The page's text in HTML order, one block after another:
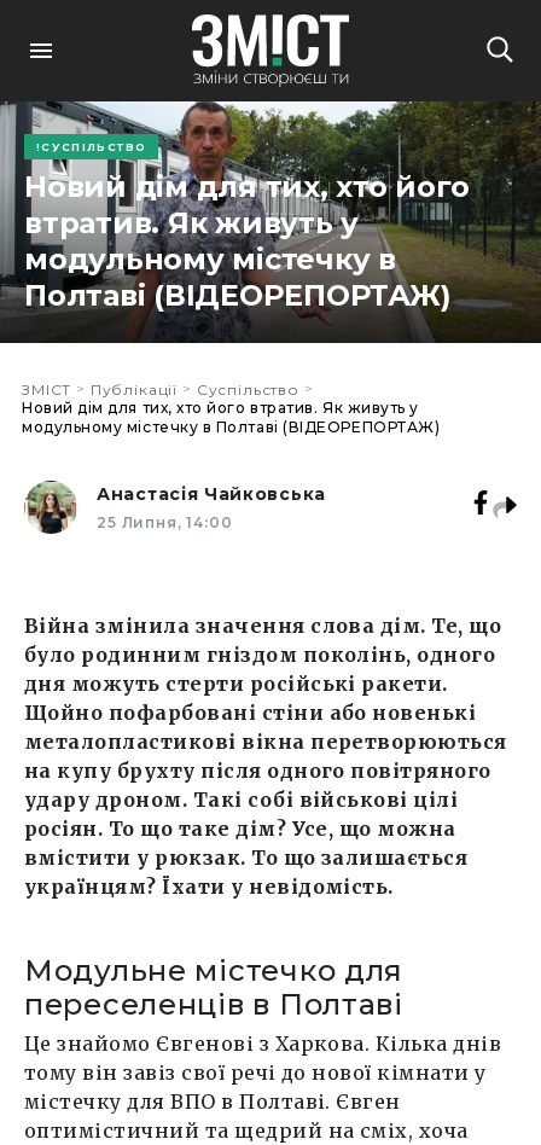
СУСПІЛЬСТВО
Новий дім для тих, хто його
втратив. Як живуть у
модульному містечку в
Полтаві (ВІДЕОРЕПОРТАЖ)
ЗМІСТ > Публікації > Суспільство >
Новий дім для тих, хто його втратив. Як живуть у
модульному містечку в Полтаві (ВІДЕОРЕПОРТАЖ)
Анастасія Чайковська
25 Липня, 14:00
Війна змінила значення слова дім. Те, що
було родинним гніздом поколінь, одного
дня можуть стерти російські ракети.
Щойно пофарбовані стіни або новенькі
металопластикові вікна перетворюються
на купу брухту після одного повітряного
удару дроном. Такі собі військові цілі
росіян. То що таке дім? Усе, що можна
вмістити у рюкзак. То що залишається
українцям? Їхати у невідомість.
Модульне містечко для
переселенців в Полтаві
Це знайомо Євгенові з Харкова. Кілька днів
тому він завіз свої речі до нової кімнати у
містечку для ВПО в Полтаві. Євген
оптимістичний та щедрий на сміх, хоча